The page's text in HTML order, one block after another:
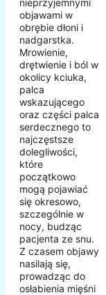
objawami w
obrębie dłoni i
nadgarstka.
Mrowienie,
drętwienie i ból w
okolicy kciuka,
palca
wskazującego
oraz części palca
serdecznego to
najczęstsze
dolegliwości,
które
początkowo
mogą pojawiać
się okresowo,
szczególnie w
nocy, budząc
pacjenta ze snu.
Z czasem objawy
nasilają się,
prowadząc do
osłabienia mięśni